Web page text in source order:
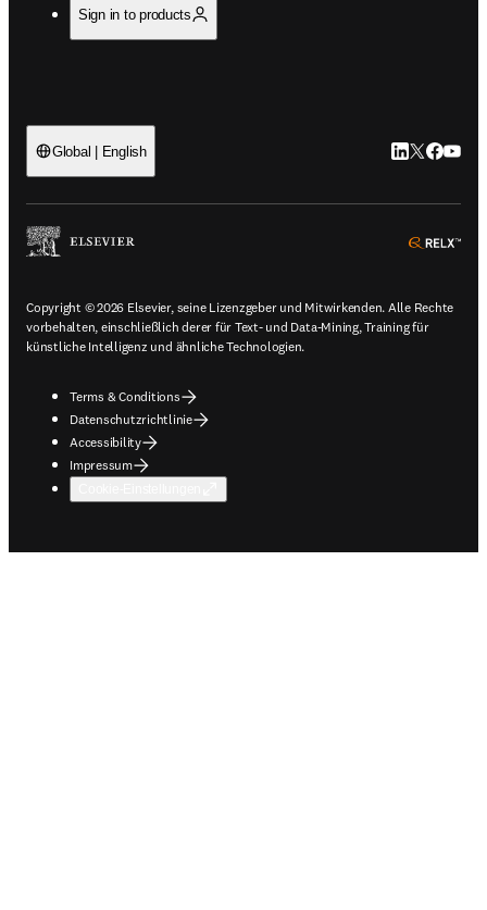
Sign in to products
Global | English LinkedIn
Twitter
Copyright © 2026 Elsevier, seine Lizenzgeber und Mitwirkenden. Alle Rechte
vorbehalten, einschließlich derer für Text- und Data-Mining, Training für
künstliche Intelligenz und ähnliche Technologien.
Terms & Conditions
Datenschutzrichtlinie
Accessibility
Impressum